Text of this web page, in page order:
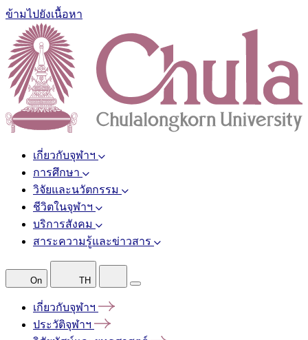
ข้ามไปยังเนื้อหา
เกี่ยวกับจุฬาฯ
การศึกษา
วิจัยและนวัตกรรม
ชีวิตในจุฬาฯ
บริการสังคม
สาระความรู้และข่าวสาร
On TH
เกี่ยวกับจุฬาฯ
ประวัติจุฬาฯ